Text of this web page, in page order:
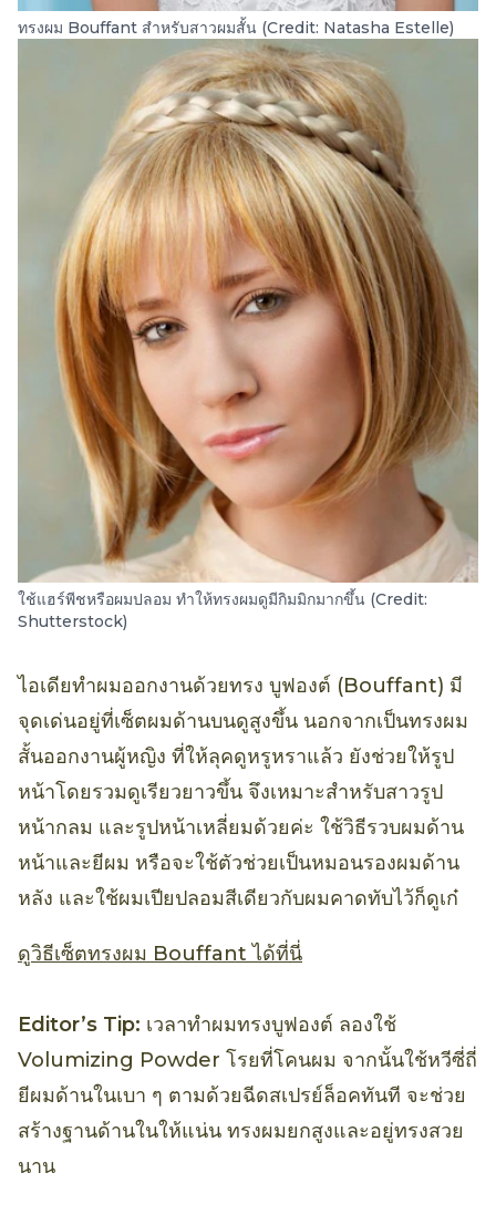
ทรงผม Bouffant สำหรับสาวผมสั้น (Credit: Natasha Estelle)
ใช้แฮร์พีชหรือผมปลอม ทำให้ทรงผมดูมีกิมมิกมากขึ้น (Credit:
Shutterstock)
ไอเดียทำผมออกงานด้วยทรง บูฟองต์ (Bouffant) มี
จุดเด่นอยู่ที่เซ็ตผมด้านบนดูสูงขึ้น นอกจากเป็นทรงผม
สั้นออกงานผู้หญิง ที่ให้ลุคดูหรูหราแล้ว ยังช่วยให้รูป
หน้าโดยรวมดูเรียวยาวขึ้น จึงเหมาะสำหรับสาวรูป
หน้ากลม และรูปหน้าเหลี่ยมด้วยค่ะ ใช้วิธีรวบผมด้าน
หน้าและยีผม หรือจะใช้ตัวช่วยเป็นหมอนรองผมด้าน
หลัง และใช้ผมเปียปลอมสีเดียวกับผมคาดทับไว้ก็ดูเก๋
ดูวิธีเซ็ตทรงผม Bouffant ได้ที่นี่
Editor’s Tip: เวลาทำผมทรงบูฟองต์ ลองใช้
Volumizing Powder โรยที่โคนผม จากนั้นใช้หวีซี่ถี่
ยีผมด้านในเบา ๆ ตามด้วยฉีดสเปรย์ล็อคทันที จะช่วย
สร้างฐานด้านในให้แน่น ทรงผมยกสูงและอยู่ทรงสวย
นาน